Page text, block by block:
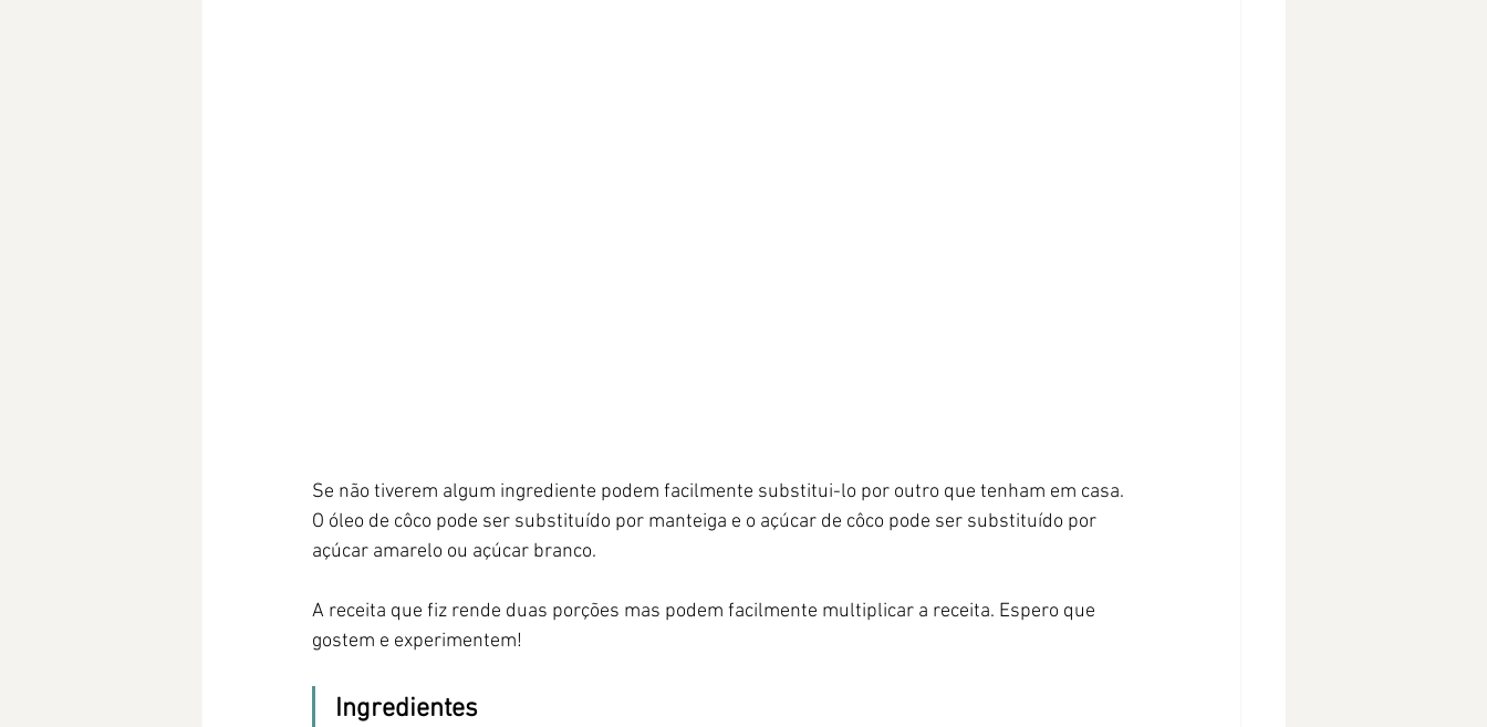
Se não tiverem algum ingrediente podem facilmente substitui-lo por outro que tenham em casa.
O óleo de côco pode ser substituído por manteiga e o açúcar de côco pode ser substituído por
açúcar amarelo ou açúcar branco.
A receita que fiz rende duas porções mas podem facilmente multiplicar a receita. Espero que
gostem e experimentem!
Ingredientes